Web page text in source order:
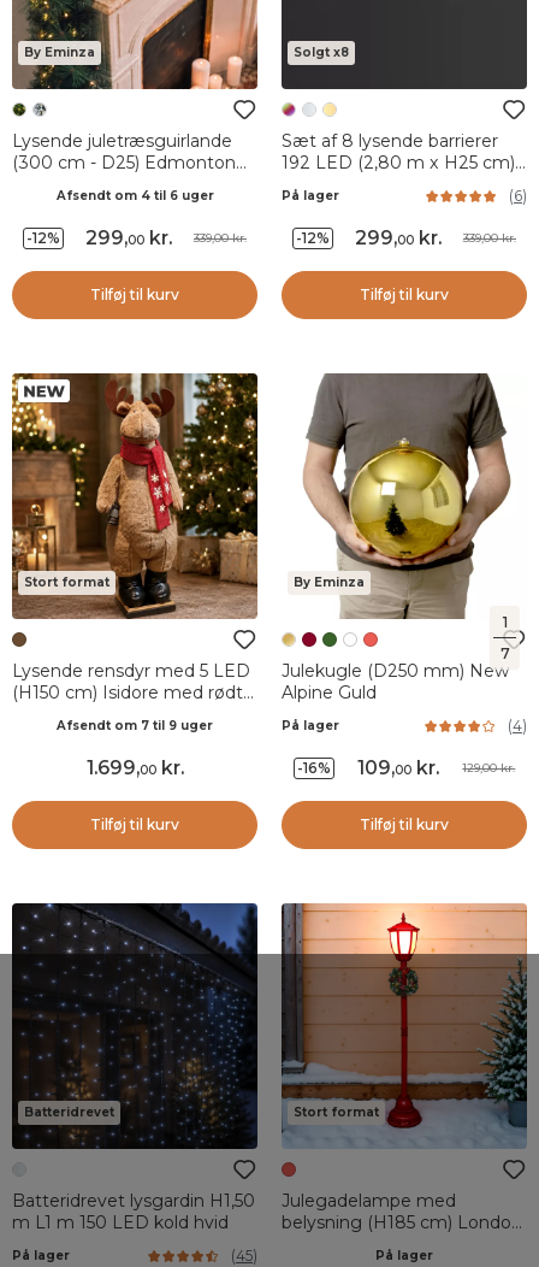
1
7
By Eminza
Lysende juletræsguirlande
(300 cm - D25) Edmonton
Afsendt om 4 til 6 uger
-12% 299,00 kr. 339,00 kr.
Tilføj til kurv
Solgt x8
Sæt af 8 lysende barrierer
192 LED (2,80 m x H25 cm)
Magisk Flerfarvet
På lager (6)
-12% 299,00 kr. 339,00 kr.
Tilføj til kurv
Stort format
Lysende rensdyr med 5 LED
(H150 cm) Isidore med rødt
Afsendt om 7 til 9 uger
1.699,00kr.
Tilføj til kurv
By Eminza
Julekugle (D250 mm) New
Alpine Guld
På lager (4)
-16% 109,00kr. 129,00 kr.
Tilføj til kurv
Batteridrevet
Batteridrevet lysgardin H1,50
m L1 m 150 LED kold hvid
På lager (45)
Stort format
Julegadelampe med
belysning (H185 cm) London
Rød og Varm Hvid
På lager